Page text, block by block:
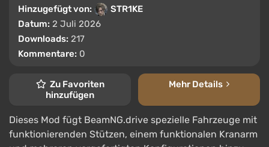
Hinzugefügt von:
STR1KE
Datum: 2 Juli 2026
Downloads: 217
Kommentare: 0
Zu Favoriten
hinzufügen
Mehr Details
Dieses Mod fügt BeamNG.drive spezielle Fahrzeuge mit
funktionierenden Stützen, einem funktionalen Kranarm